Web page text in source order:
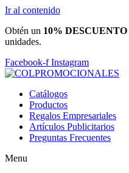
Ir al contenido
Obtén un 10% DESCUENTO
unidades.
Facebook-f Instagram
Catálogos
Productos
Regalos Empresariales
Artículos Publicitarios
Preguntas Frecuentes
Menu